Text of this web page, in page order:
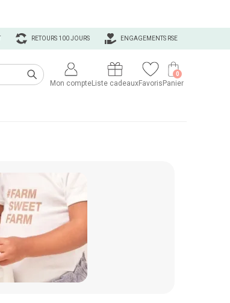
ENGAGEMENTS RSE
RETOURS 100 JOURS
Mon compteListe cadeauxFavorisPanier
0